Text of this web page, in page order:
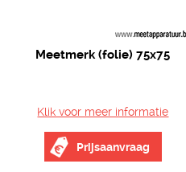
Meetmerk (folie) 75x75
Klik voor meer informatie
Prijsaanvraag